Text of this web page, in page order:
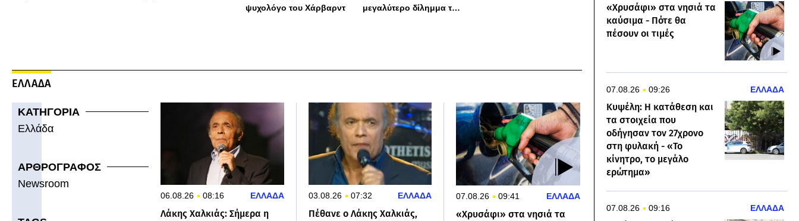
ψυχολόγο του Χάρβαρντ
μεγαλύτερο δίλημμα της
ΕΛΛΑΔΑ
ΚΑΤΗΓΟΡΙΑ
Ελλάδα
ΑΡΘΡΟΓΡΑΦΟΣ
Newsroom
06.08.26 08:16 ΕΛΛΑΔΑ
Λάκης Χαλκιάς: Σήμερα η
03.08.26 07:32 ΕΛΛΑΔΑ
Πέθανε ο Λάκης Χαλκιάς,
07.08.26 09:41 ΕΛΛΑΔΑ
«Χρυσάφι» στα νησιά τα
«Χρυσάφι» στα νησιά τα
καύσιμα - Πότε θα
πέσουν οι τιμές
07.08.26 09:26 ΕΛΛΑΔΑ
Κυψέλη: Η κατάθεση και
τα στοιχεία που
οδήγησαν τον 27χρονο
στη φυλακή - «Το
κίνητρο, το μεγάλο
ερώτημα»
07.08.26 09:16 ΕΛΛΑΔΑ